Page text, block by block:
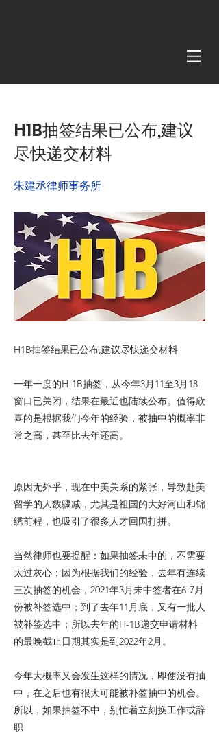
H1B抽签结果已公布,建议
尽快递交材料
朱建丞律师事务所
H1B抽签结果已公布,建议尽快递交材料
一年一度的H-1B抽签，从今年3月11至3月18
窗口已关闭，结果在最近也陆续公布。值得欣
喜的是根据我们今年的经验，被抽中的概率非
常之高，甚至比去年还高。
原因无外乎，现在中美关系的紧张，导致赴美
留学的人数骤减，尤其是祖国的大好河山和锦
绣前程，也吸引了很多人才回国打拼。
当然律师也要提醒：如果抽签未中的，不需要
太过灰心；因为根据我们的经验，去年有连续
三次抽签的机会，2021年3月未中签者在6-7月
份被补签选中；到了去年11月底，又有一批人
被补签选中；所以去年的H-1B递交申请材料
的最晚截止日期其实是到2022年2月。
今年大概率又会发生这样的情况，即使没有抽
中，在之后也有很大可能被补签抽中的机会。
所以，如果抽签不中，别忙着立刻换工作或辞
职